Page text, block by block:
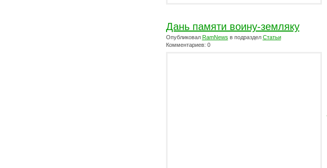
Дань памяти воину-земляку
Опубликовал RamNews в подраздел Статьи
Комментариев: 0